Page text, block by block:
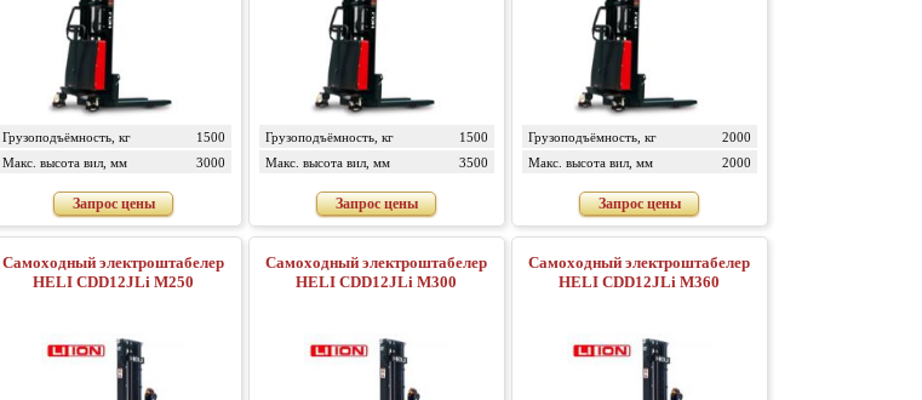
Грузоподъёмность, кг
1500
Макс. высота вил, мм
3000
Запрос цены
Грузоподъёмность, кг
1500
Макс. высота вил, мм
3500
Запрос цены
Грузоподъёмность, кг
2000
Макс. высота вил, мм
2000
Запрос цены
Самоходный электроштабелер
HELI CDD12JLi M250
Самоходный электроштабелер
HELI CDD12JLi M300
Самоходный электроштабелер
HELI CDD12JLi M360